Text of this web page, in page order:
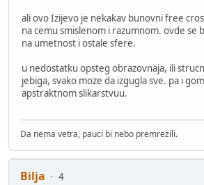
ali ovo Izijevo je nekakav bunovni free
na cemu smislenom i razumnom. ovde se
na umetnost i ostale sfere.
u nedostatku opsteg obrazovnaja, ili
jebiga, svako moze da izgugla sve. pa i
apstraktnom slikarstvuu.
Da nema vetra, pauci bi nebo premrezili.
Bilja
4